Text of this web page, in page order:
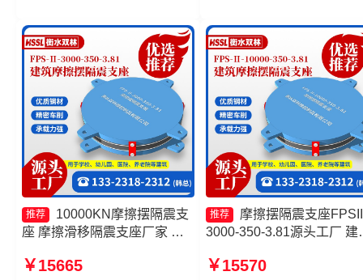
推荐
10000KN摩擦摆隔震支
座 摩擦滑移隔震支座厂家 摩
300-3.48源头工厂 摩擦摆隔震
￥15665
推荐
摩擦摆隔震支座
3000-350-3.81源头工厂 建
震支座FBD 摩擦摆减隔震
￥15570